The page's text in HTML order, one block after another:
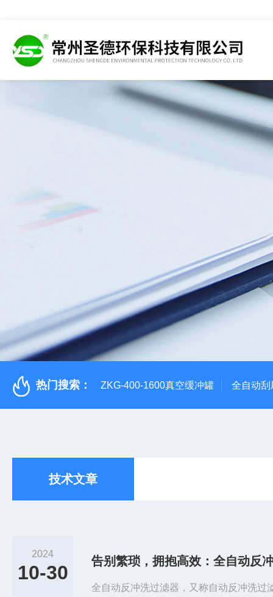
热门搜索： ZKG-400-1600真空缓冲罐 全自动刮
技术文章
2024
10-30
告别繁琐，拥抱高效：全自动反
全自动反冲洗过滤器，又称自动反冲洗过